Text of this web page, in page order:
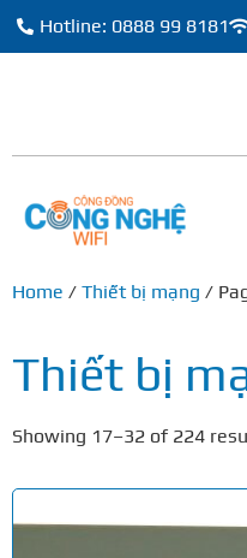
Hotline: 0888 99 8181
Home / Thiết bị mạng /
Thiết bị
Showing 17–32 of 224